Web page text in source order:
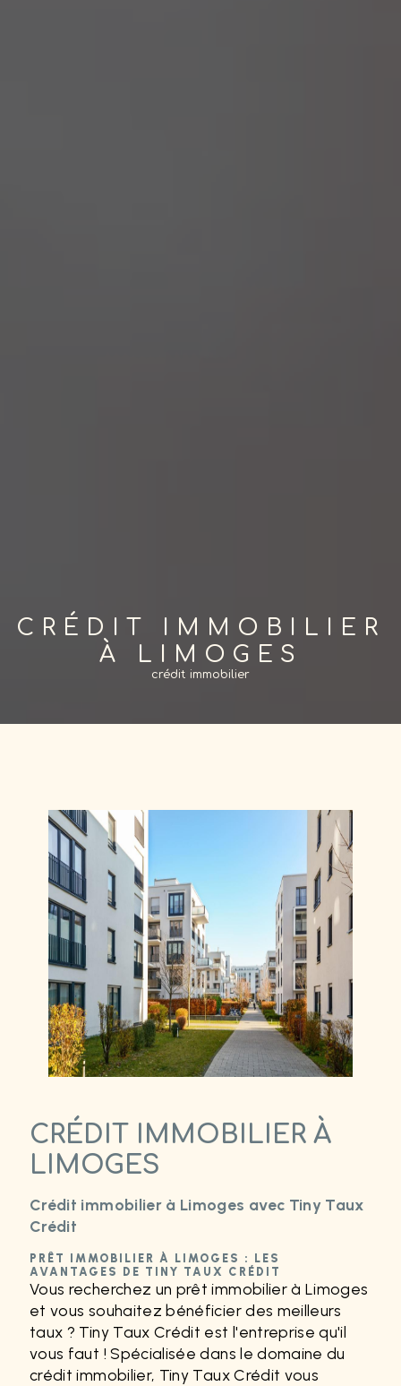
CRÉDIT IMMOBILIER
À LIMOGES
crédit immobilier
CRÉDIT IMMOBILIER À
LIMOGES
Crédit immobilier à Limoges avec Tiny Taux
Crédit
PRÊT IMMOBILIER À LIMOGES : LES
AVANTAGES DE TINY TAUX CRÉDIT
Vous recherchez un prêt immobilier à Limoges
et vous souhaitez bénéficier des meilleurs
taux ? Tiny Taux Crédit est l'entreprise qu'il
vous faut ! Spécialisée dans le domaine du
crédit immobilier, Tiny Taux Crédit vous